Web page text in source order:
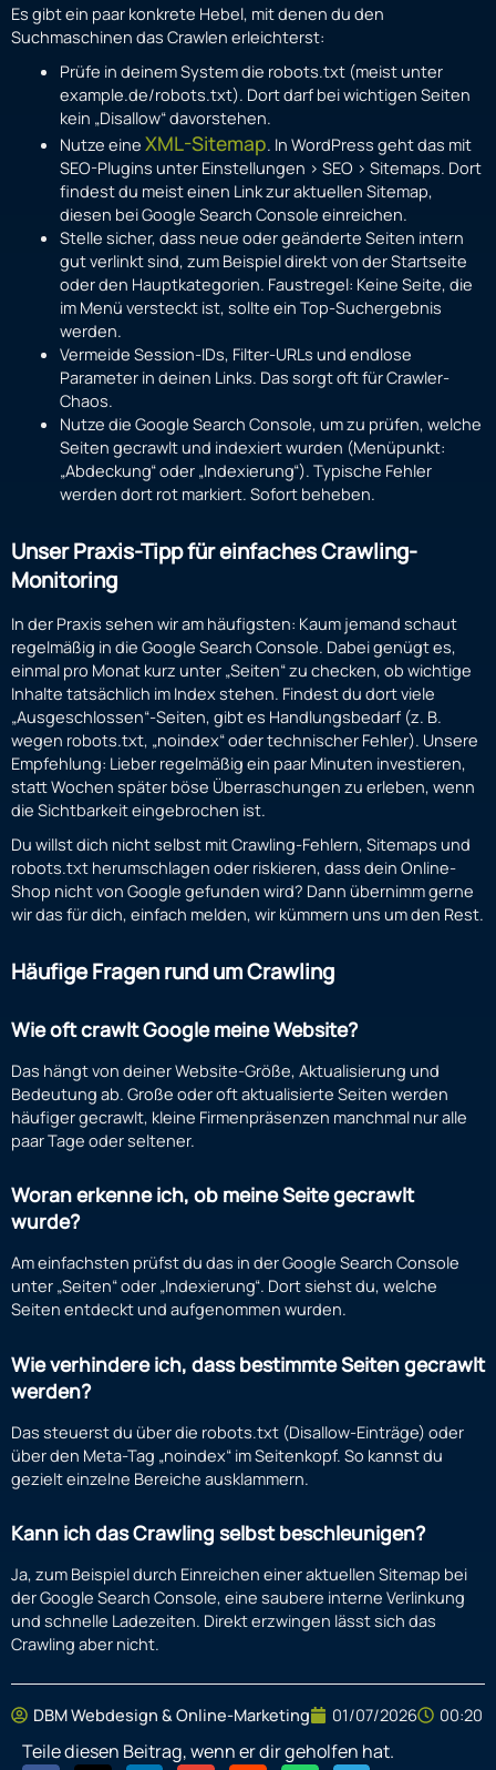
Es gibt ein paar konkrete Hebel, mit denen du den
Suchmaschinen das Crawlen erleichterst:
Prüfe in deinem System die robots.txt (meist unter
example.de/robots.txt). Dort darf bei wichtigen Seiten
kein „Disallow“ davorstehen.
Nutze eine XML-Sitemap. In WordPress geht das mit
SEO-Plugins unter Einstellungen > SEO > Sitemaps. Dort
findest du meist einen Link zur aktuellen Sitemap,
diesen bei Google Search Console einreichen.
Stelle sicher, dass neue oder geänderte Seiten intern
gut verlinkt sind, zum Beispiel direkt von der Startseite
oder den Hauptkategorien. Faustregel: Keine Seite, die
im Menü versteckt ist, sollte ein Top-Suchergebnis
werden.
Vermeide Session-IDs, Filter-URLs und endlose
Parameter in deinen Links. Das sorgt oft für Crawler-
Chaos.
Nutze die Google Search Console, um zu prüfen, welche
Seiten gecrawlt und indexiert wurden (Menüpunkt:
„Abdeckung“ oder „Indexierung“). Typische Fehler
werden dort rot markiert. Sofort beheben.
Unser Praxis-Tipp für einfaches Crawling-
Monitoring
In der Praxis sehen wir am häufigsten: Kaum jemand schaut
regelmäßig in die Google Search Console. Dabei genügt es,
einmal pro Monat kurz unter „Seiten“ zu checken, ob wichtige
Inhalte tatsächlich im Index stehen. Findest du dort viele
„Ausgeschlossen“-Seiten, gibt es Handlungsbedarf (z. B.
wegen robots.txt, „noindex“ oder technischer Fehler). Unsere
Empfehlung: Lieber regelmäßig ein paar Minuten investieren,
statt Wochen später böse Überraschungen zu erleben, wenn
die Sichtbarkeit eingebrochen ist.
Du willst dich nicht selbst mit Crawling-Fehlern, Sitemaps und
robots.txt herumschlagen oder riskieren, dass dein Online-
Shop nicht von Google gefunden wird? Dann übernimm gerne
wir das für dich, einfach melden, wir kümmern uns um den Rest.
Häufige Fragen rund um Crawling
Wie oft crawlt Google meine Website?
Das hängt von deiner Website-Größe, Aktualisierung und
Bedeutung ab. Große oder oft aktualisierte Seiten werden
häufiger gecrawlt, kleine Firmenpräsenzen manchmal nur alle
paar Tage oder seltener.
Woran erkenne ich, ob meine Seite gecrawlt
wurde?
Am einfachsten prüfst du das in der Google Search Console
unter „Seiten“ oder „Indexierung“. Dort siehst du, welche
Seiten entdeckt und aufgenommen wurden.
Wie verhindere ich, dass bestimmte Seiten gecrawlt
werden?
Das steuerst du über die robots.txt (Disallow-Einträge) oder
über den Meta-Tag „noindex“ im Seitenkopf. So kannst du
gezielt einzelne Bereiche ausklammern.
Kann ich das Crawling selbst beschleunigen?
Ja, zum Beispiel durch Einreichen einer aktuellen Sitemap bei
der Google Search Console, eine saubere interne Verlinkung
und schnelle Ladezeiten. Direkt erzwingen lässt sich das
Crawling aber nicht.
DBM Webdesign & Online-Marketing 01/07/2026 00:20
Teile diesen Beitrag, wenn er dir geholfen hat.